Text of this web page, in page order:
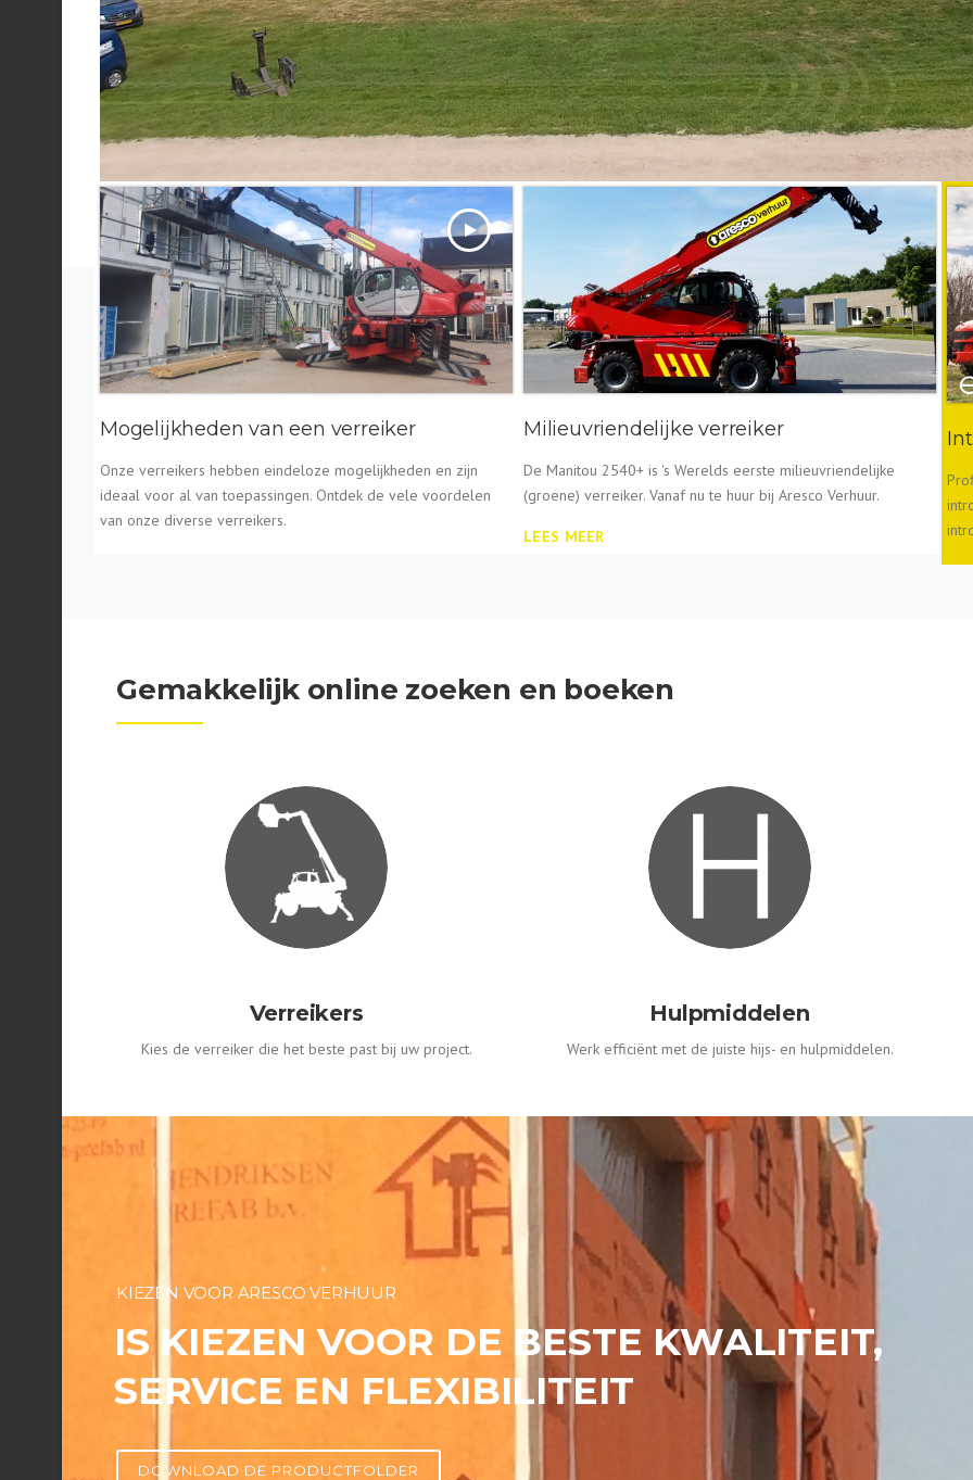
Mogelijkheden van een verreiker
Onze verreikers hebben eindeloze mogelijkheden en zijn
ideaal voor al van toepassingen. Ontdek de vele voordelen
van onze diverse verreikers.
Milieuvriendelijke verreiker
De Manitou 2540+ is 's Werelds eerste milieuvriendelijke
(groene) verreiker. Vanaf nu te huur bij Aresco Verhuur.
LEES MEER
Gemakkelijk online zoeken en boeken
Verreikers
Kies de verreiker die het beste past bij uw project.
Hulpmiddelen
Werk efficiënt met de juiste hijs- en hulpmiddelen.
KIEZEN VOOR ARESCO VERHUUR
IS KIEZEN VOOR DE BESTE KWALITEIT,
SERVICE EN FLEXIBILITEIT
DOWNLOAD DE PRODUCTFOLDER